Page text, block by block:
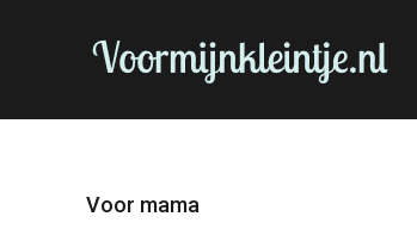
Voor mama